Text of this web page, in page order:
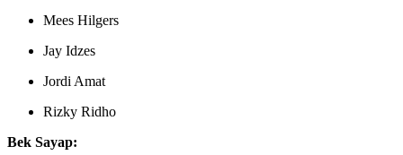
Mees Hilgers
Jay Idzes
Jordi Amat
Rizky Ridho
Bek Sayap: